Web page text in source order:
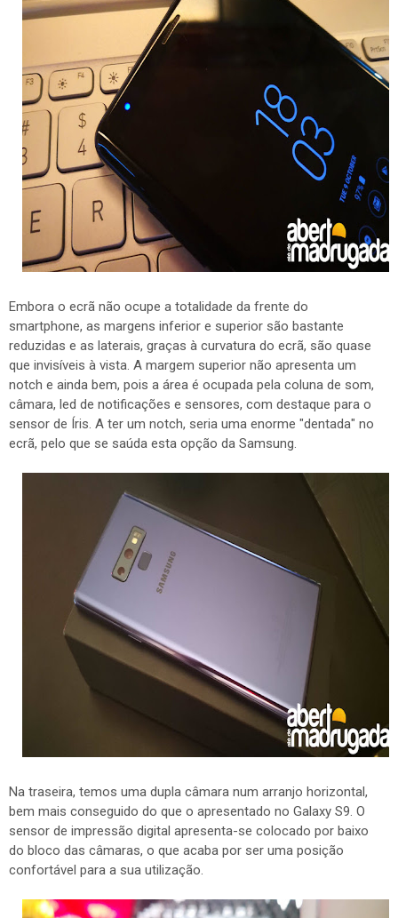
Embora o ecrã não ocupe a totalidade da frente do
smartphone, as margens inferior e superior são bastante
reduzidas e as laterais, graças à curvatura do ecrã, são quase
que invisíveis à vista. A margem superior não apresenta um
notch e ainda bem, pois a área é ocupada pela coluna de som,
câmara, led de notificações e sensores, com destaque para o
sensor de Íris. A ter um notch, seria uma enorme "dentada" no
ecrã, pelo que se saúda esta opção da Samsung.
Na traseira, temos uma dupla câmara num arranjo horizontal,
bem mais conseguido do que o apresentado no Galaxy S9. O
sensor de impressão digital apresenta-se colocado por baixo
do bloco das câmaras, o que acaba por ser uma posição
confortável para a sua utilização.